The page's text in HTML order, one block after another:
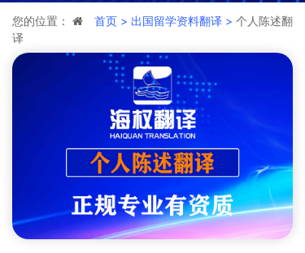
您的位置： 首页 > 出国留学资料翻译 > 个人陈述翻
译